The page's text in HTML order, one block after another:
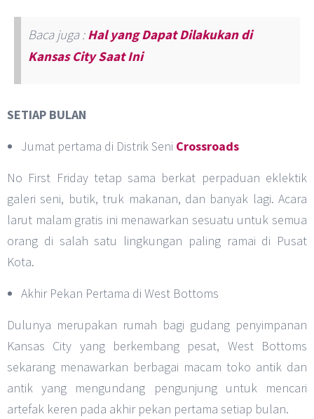
Baca juga :Hal yang Dapat Dilakukan di
Kansas City Saat Ini
SETIAP BULAN
Jumat pertama di Distrik Seni Crossroads
No First Friday tetap sama berkat perpaduan eklektik
galeri seni, butik, truk makanan, dan banyak lagi. Acara
larut malam gratis ini menawarkan sesuatu untuk semua
orang di salah satu lingkungan paling ramai di Pusat
Kota.
Akhir Pekan Pertama di West Bottoms
Dulunya merupakan rumah bagi gudang penyimpanan
Kansas City yang berkembang pesat, West Bottoms
sekarang menawarkan berbagai macam toko antik dan
antik yang mengundang pengunjung untuk mencari
artefak keren pada akhir pekan pertama setiap bulan.